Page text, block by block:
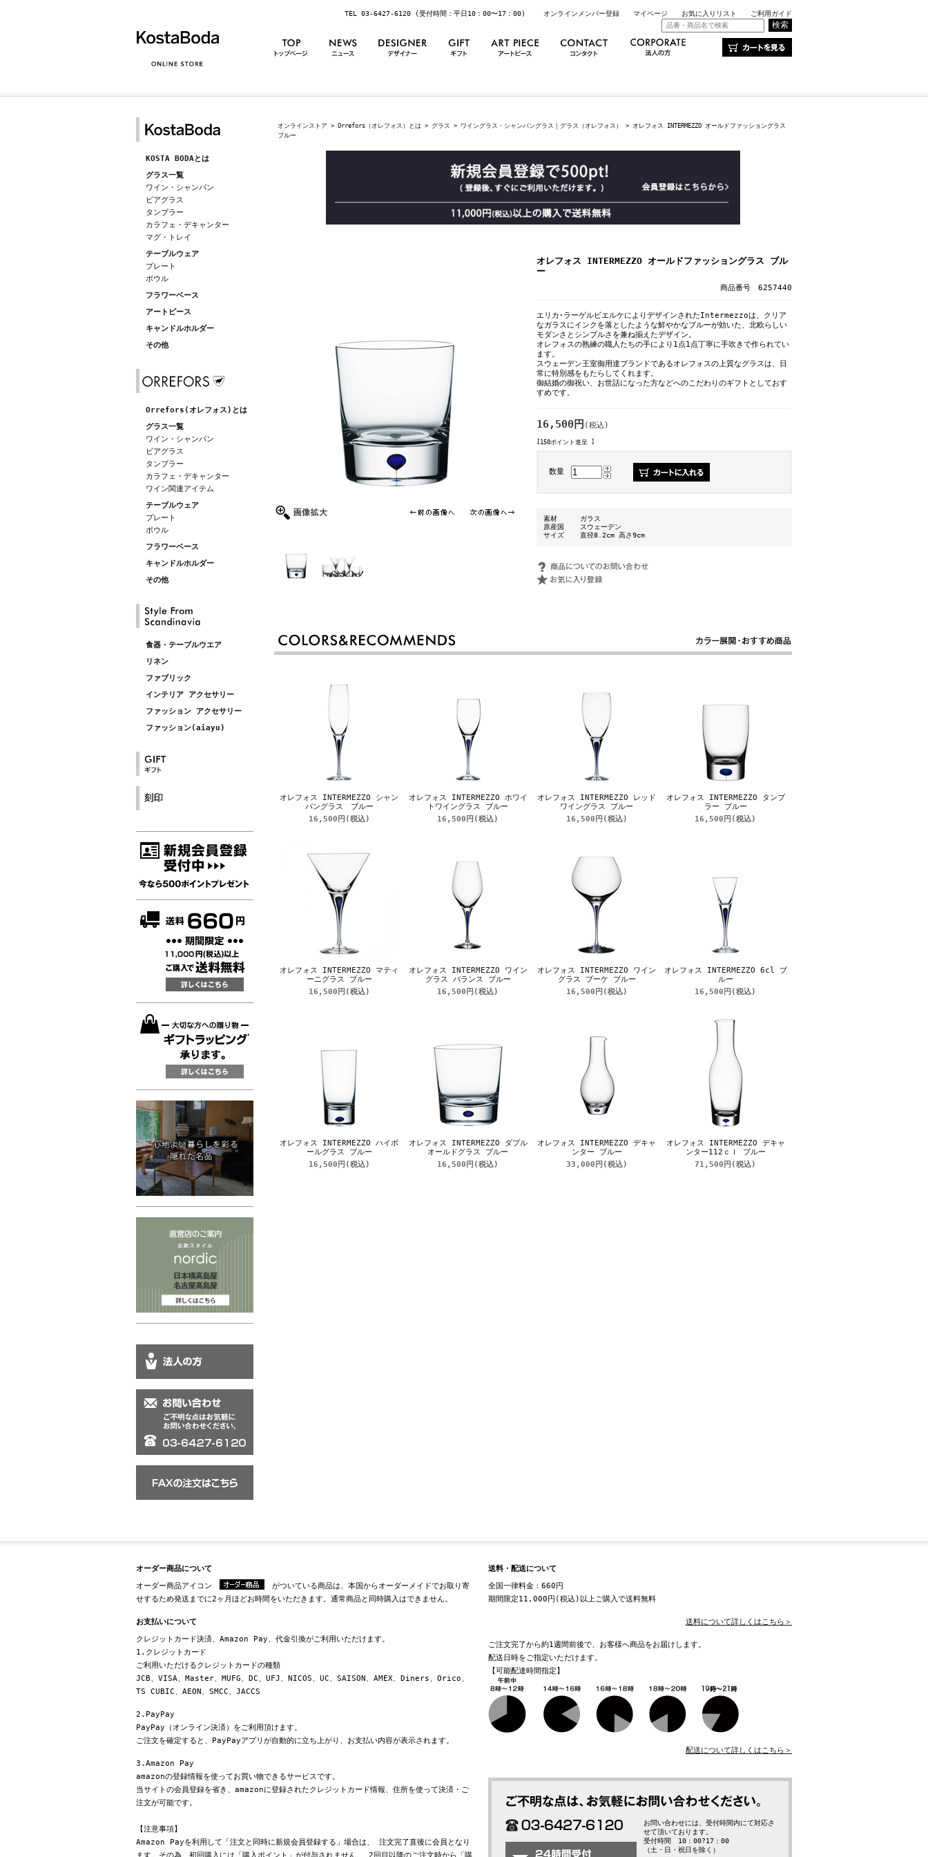
TEL 03-6427-6120 (受付時間：平日10：00〜17：00) オンラインメンバー登録 マイページ お気に入りリスト ご利用ガイド
KOSTA BODAとは
グラス一覧
ワイン・シャンパン
ビアグラス
タンブラー
カラフェ・デキャンター
マグ・トレイ
テーブルウェア
プレート
ボウル
フラワーベース
アートピース
キャンドルホルダー
その他
Orrefors(オレフォス)とは
グラス一覧
ワイン・シャンパン
ビアグラス
タンブラー
カラフェ・デキャンター
ワイン関連アイテム
テーブルウェア
プレート
ボウル
フラワーベース
キャンドルホルダー
その他
食器・テーブルウエア
リネン
ファブリック
インテリア アクセサリー
ファッション アクセサリー
ファッション(aiayu)
オンラインストア > Orrefors（オレフォス）とは > グラス > ワイングラス・シャンパングラス｜グラス（オレフォス）
> オレフォス INTERMEZZO オールドファッショングラス
ブルー
オレフォス INTERMEZZO オールドファッショングラス ブル
ー
商品番号 6257440
エリカ･ラーゲルビエルケによりデザインされたIntermezzoは、クリア
なガラスにインクを落としたような鮮やかなブルーが効いた、北欧らしい
モダンさとシンプルさを兼ね揃えたデザイン。
オレフォスの熟練の職人たちの手により1点1点丁寧に手吹きで作られてい
ます。
スウェーデン王室御用達ブランドであるオレフォスの上質なグラスは、日
常に特別感をもたらしてくれます。
御結婚の御祝い、お世話になった方などへのこだわりのギフトとしておす
すめです。
16,500円 (税込)
[150ポイント進呈 ]
数量
素材
ガラス
原産国
スウェーデン
サイズ
直径8.2cm 高さ9cm
オレフォス INTERMEZZO シャン
パングラス ブルー
16,500円 (税込)
オレフォス INTERMEZZO ホワイ
トワイングラス ブルー
16,500円 (税込)
オレフォス INTERMEZZO レッド
ワイングラス ブルー
16,500円 (税込)
オレフォス INTERMEZZO タンブ
ラー ブルー
16,500円 (税込)
オレフォス INTERMEZZO マティ
ーニグラス ブルー
16,500円 (税込)
オレフォス INTERMEZZO ワイン
グラス バランス ブルー
16,500円 (税込)
オレフォス INTERMEZZO ワイン
グラス ブーケ ブルー
16,500円 (税込)
オレフォス INTERMEZZO 6cl ブ
ルー
16,500円 (税込)
オレフォス INTERMEZZO ハイボ
ールグラス ブルー
16,500円 (税込)
オレフォス INTERMEZZO ダブル
オールドグラス ブルー
16,500円 (税込)
オレフォス INTERMEZZO デキャ
ンター ブルー
33,000円 (税込)
オレフォス INTERMEZZO デキャ
ンター112ｃｌ ブルー
71,500円 (税込)
オーダー商品について
オーダー商品アイコン
がついている商品は、本国からオーダーメイドでお取り寄
せするため発送までに2ヶ月ほどお時間をいただきます。通常商品と同時購入はできません。
お支払いについて
クレジットカード決済、Amazon Pay、代金引換がご利用いただけます。
1.クレジットカード
ご利用いただけるクレジットカードの種類
JCB、VISA、Master、MUFG、DC、UFJ、NICOS、UC、SAISON、AMEX、Diners、Orico、
TS CUBIC、AEON、SMCC、JACCS
2.PayPay
PayPay（オンライン決済）をご利用頂けます。
ご注文を確定すると、PayPayアプリが自動的に立ち上がり、お支払い内容が表示されます。
3.Amazon Pay
amazonの登録情報を使ってお買い物できるサービスです。
当サイトの会員登録を省き、amazonに登録されたクレジットカード情報、住所を使って決済・ご
注文が可能です。
【注意事項】
Amazon Payを利用して「注文と同時に新規会員登録する」場合は、 注文完了直後に会員となり
送料・配送について
全国一律料金：660円
期間限定11,000円(税込)以上ご購入で送料無料
送料について詳しくはこちら＞
ご注文完了から約1週間前後で、お客様へ商品をお届けします。
配送日時をご指定いただけます。
【可能配達時間指定】
配送について詳しくはこちら＞
お問い合わせには、受付時間内にて対応さ
せて頂いております。
受付時間 10：00?17：00
（土・日・祝日を除く）